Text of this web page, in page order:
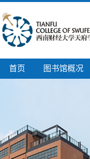
首页 图书馆概况